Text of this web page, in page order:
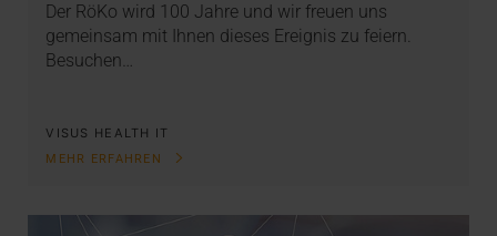
Der RöKo wird 100 Jahre und wir freuen uns
gemeinsam mit Ihnen dieses Ereignis zu feiern.
Besuchen…
VISUS HEALTH IT
MEHR ERFAHREN